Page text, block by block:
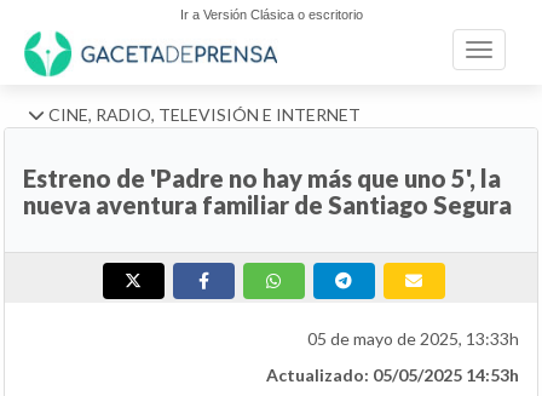
Ir a Versión Clásica o escritorio
Toggle
CINE, RADIO, TELEVISIÓN E INTERNET
Estreno de 'Padre no hay más que uno 5', la
nueva aventura familiar de Santiago Segura
05 de mayo de 2025, 13:33h
Actualizado: 05/05/2025 14:53h